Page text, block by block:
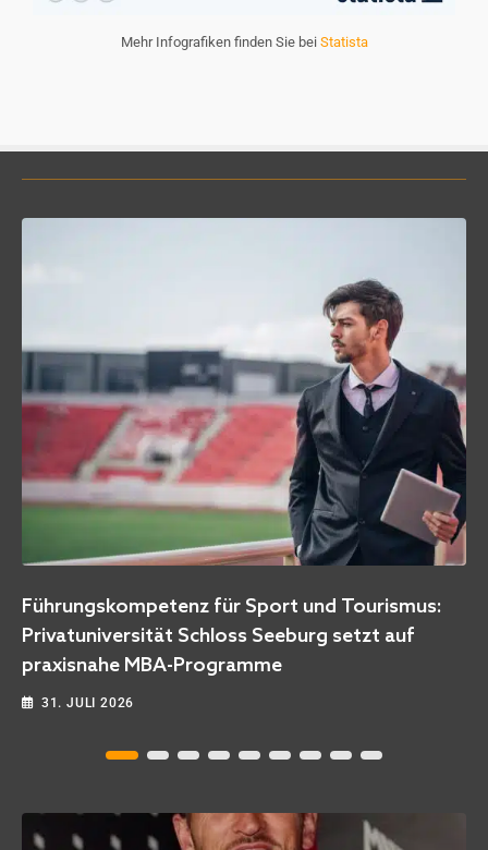
Mehr Infografiken finden Sie bei Statista
für Sport und Tourismus:
Schloss Seeburg setzt auf
MBA-Programme
JULI 2026
Björn